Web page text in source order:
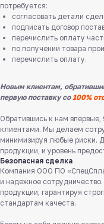
потребуется:
согласовать детали
подписать договор
перечислить оплату
по получении товара
перечислить оплату.
Новым клиентам,
первую поставку со100%
Обратившись к нам впервые,
клиентами. Мы делаем
минимизируя любые риски.
продукции, и уровень
Безопасная сделка
Компания ООО ПО
и надежное
продукции, гарантируя
стандартам качеста.